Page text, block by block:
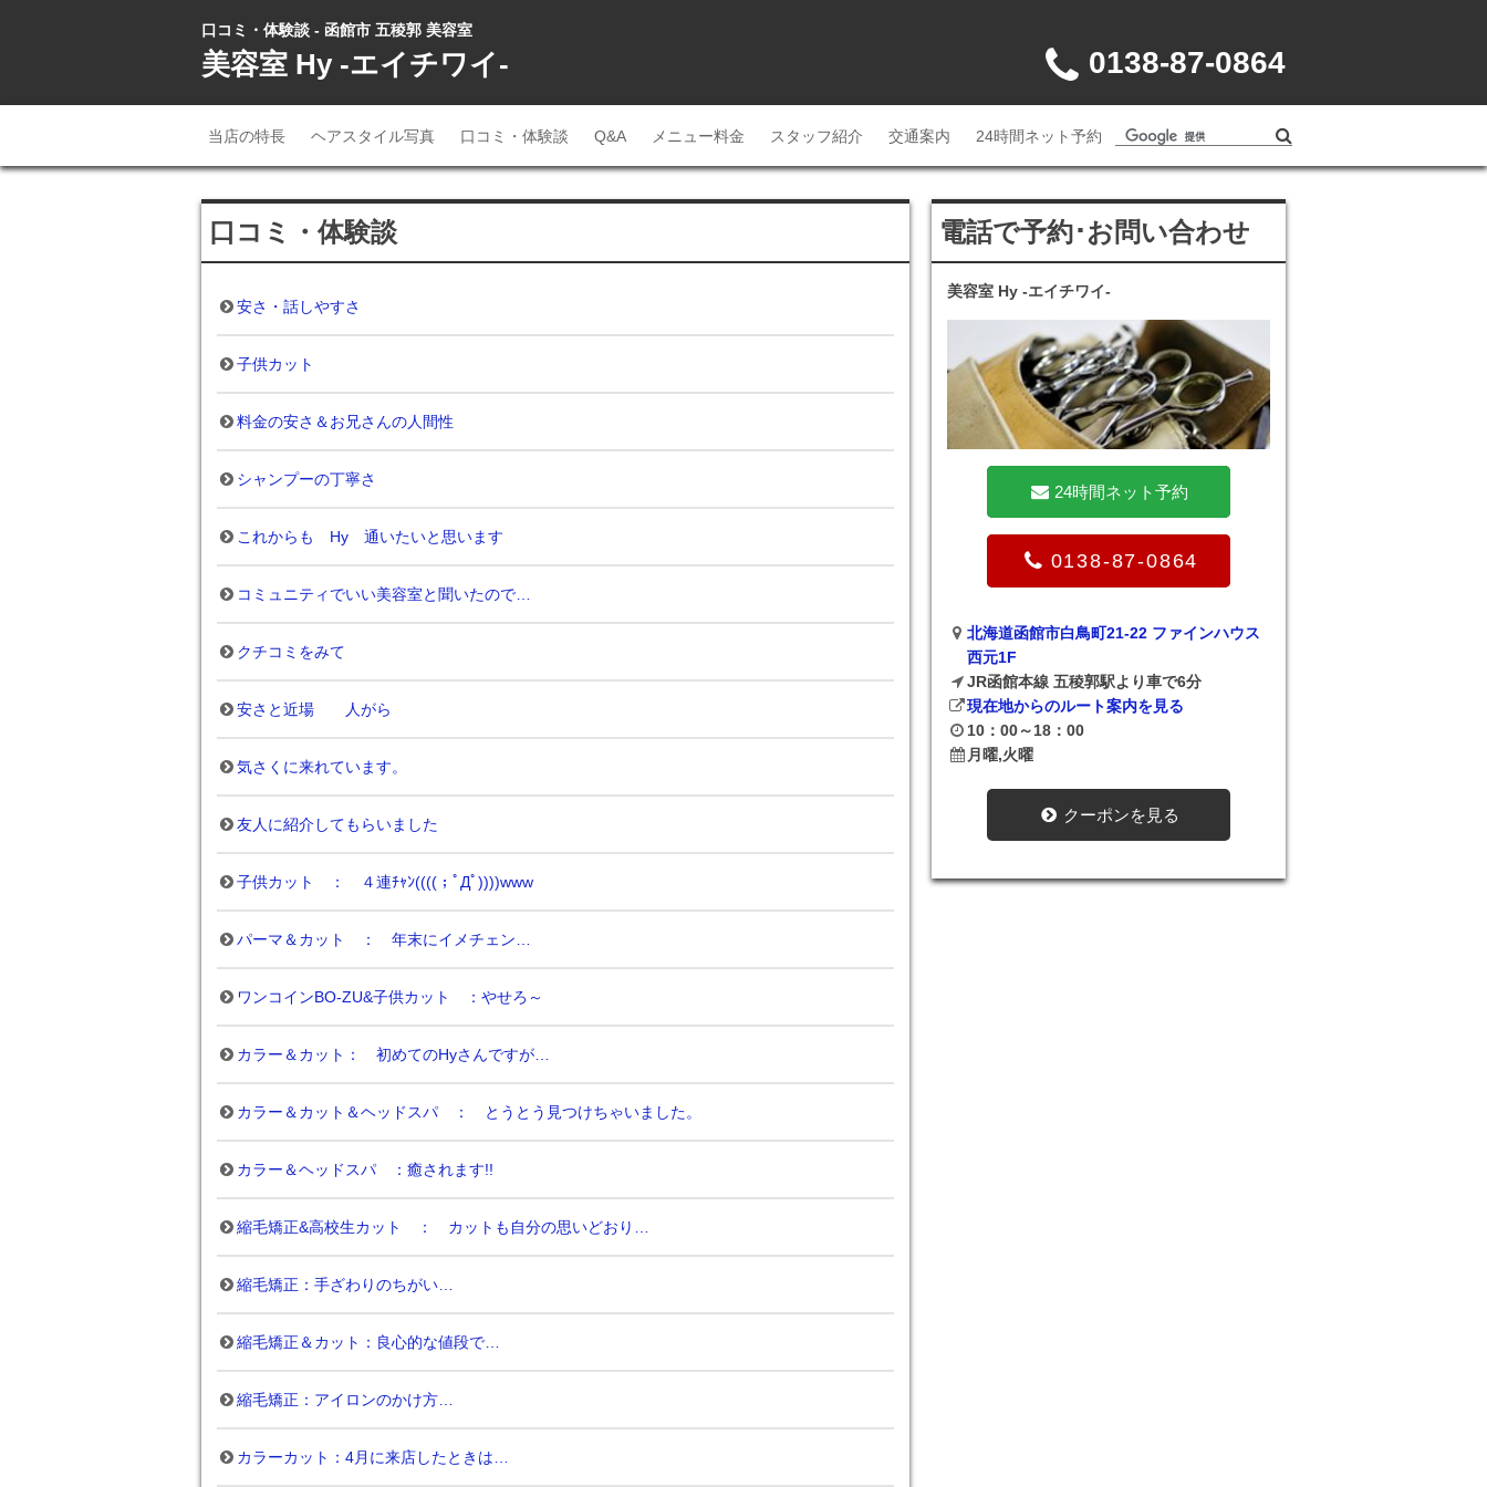
口コミ・体験談 - 函館市 五稜郭 美容室
美容室 Hy -エイチワイ- 0138-87-0864
当店の特長 ヘアスタイル写真 口コミ・体験談 Q&A メニュー料金 スタッフ紹介 交通案内 24時間ネット予約
口コミ・体験談
安さ・話しやすさ
子供カット
料金の安さ＆お兄さんの人間性
シャンプーの丁寧さ
これからも Hy 通いたいと思います
コミュニティでいい美容室と聞いたので…
クチコミをみて
安さと近場 人がら
気さくに来れています。
友人に紹介してもらいました
子供カット ： ４連ﾁｬﾝ((((；ﾟДﾟ))))www
パーマ＆カット ： 年末にイメチェン…
ワンコインBO-ZU&子供カット ：やせろ～
カラー＆カット： 初めてのHyさんですが…
カラー＆カット＆ヘッドスパ ： とうとう見つけちゃいました。
カラー＆ヘッドスパ ：癒されます!!
縮毛矯正&高校生カット ： カットも自分の思いどおり…
縮毛矯正：手ざわりのちがい…
縮毛矯正＆カット：良心的な値段で…
縮毛矯正：アイロンのかけ方…
カラーカット：4月に来店したときは…
電話で予約･お問い合わせ
美容室 Hy -エイチワイ-
24時間ネット予約
0138-87-0864
北海道函館市白鳥町21-22 ファインハウス
西元1F
JR函館本線 五稜郭駅より車で6分
現在地からのルート案内を見る
10：00～18：00
月曜,火曜
クーポンを見る